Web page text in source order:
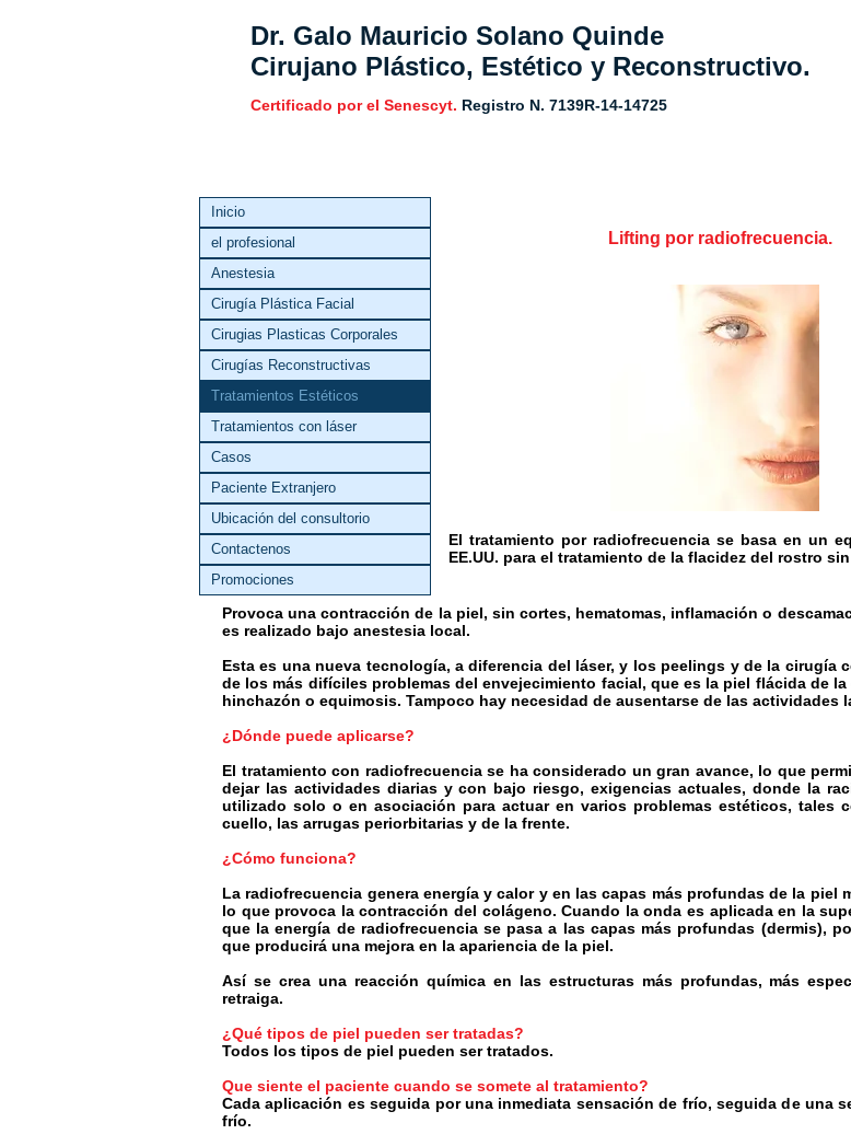
Dr. Galo Mauricio Solano Quinde
Cirujano Plástico, Estético y Reconstructivo.
Certificado por el Senescyt. Registro N. 7139R-14-14725
Inicio
el profesional
Anestesia
Cirugía Plástica Facial
Cirugias Plasticas Corporales
Cirugías Reconstructivas
Tratamientos Estéticos
Tratamientos con láser
Casos
Paciente Extranjero
Ubicación del consultorio
Contactenos
Promociones
Lifting por radiofrecuencia.
El tratamiento por radiofrecuencia se basa en un
EE.UU. para el tratamiento de la flacidez del rostro
Provoca una contracción de la piel, sin cortes, hematomas, inflamación o
es realizado bajo anestesia local.
Esta es una nueva tecnología, a diferencia del láser, y los peelings y de la cirugía
de los más difíciles problemas del envejecimiento facial, que es la piel flácida de
hinchazón o equimosis. Tampoco hay necesidad de ausentarse de las actividades
¿Dónde puede aplicarse?
El tratamiento con radiofrecuencia se ha considerado un gran avance, lo que
dejar las actividades diarias y con bajo riesgo, exigencias actuales, donde la
utilizado solo o en asociación para actuar en varios problemas estéticos, tales
cuello, las arrugas periorbitarias y de la frente.
¿Cómo funciona?
La radiofrecuencia genera energía y calor y en las capas más profundas de la
lo que provoca la contracción del colágeno. Cuando la onda es aplicada en la
que la energía de radiofrecuencia se pasa a las capas más profundas (dermis),
que producirá una mejora en la apariencia de la piel.
Así se crea una reacción química en las estructuras más profundas, más
retraiga.
¿Qué tipos de piel pueden ser tratadas?
Todos los tipos de piel pueden ser tratados.
Que siente el paciente cuando se somete al tratamiento?
Cada aplicación es seguida por una inmediata sensación de frío, seguida de una
frío.